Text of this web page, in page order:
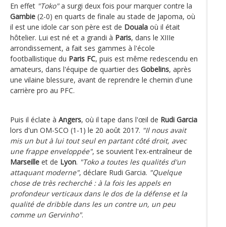
En effet "Toko"a surgi deux fois pour marquer contre la
Gambie (2-0) en quarts de finale au stade de Japoma, où
il est une idole car son père est de Douala où il était
hôtelier. Lui est né et a grandi à Paris, dans le XIIIe
arrondissement, a fait ses gammes à l'école
footballistique du Paris FC, puis est même redescendu en
amateurs, dans l'équipe de quartier des Gobelins, après
une vilaine blessure, avant de reprendre le chemin d'une
carrière pro au PFC.
Puis il éclate à Angers, où il tape dans l'œil de Rudi Garcia
lors d'un OM-SCO (1-1) le 20 août 2017. "Il nous avait
mis un but à lui tout seul en partant côté droit, avec
une frappe enveloppée", se souvient l'ex-entraîneur de
Marseille et de Lyon. "Toko a toutes les qualités d'un
attaquant moderne", déclare Rudi Garcia. "Quelque
chose de très recherché : à la fois les appels en
profondeur verticaux dans le dos de la défense et la
qualité de dribble dans les un contre un, un peu
comme un Gervinho".